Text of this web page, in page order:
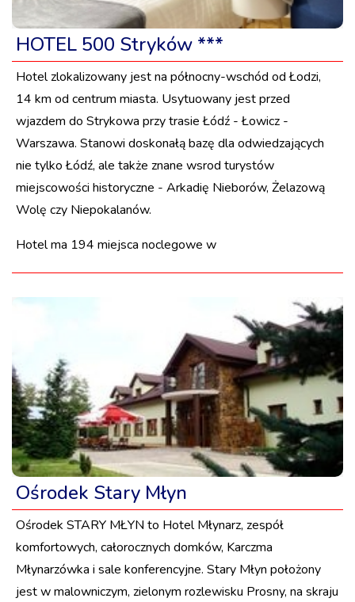
HOTEL 500 Stryków ***
Hotel zlokalizowany jest na północny-wschód od Łodzi,
14 km od centrum miasta. Usytuowany jest przed
wjazdem do Strykowa przy trasie Łódź - Łowicz -
Warszawa. Stanowi doskonałą bazę dla odwiedzających
nie tylko Łódź, ale także znane wsrod turystów
miejscowości historyczne - Arkadię Nieborów, Żelazową
Wolę czy Niepokalanów.
Hotel ma 194 miejsca noclegowe w
Ośrodek Stary Młyn
Ośrodek STARY MŁYN to Hotel Młynarz, zespół
komfortowych, całorocznych domków, Karczma
Młynarzówka i sale konferencyjne. Stary Młyn położony
jest w malowniczym, zielonym rozlewisku Prosny, na skraju